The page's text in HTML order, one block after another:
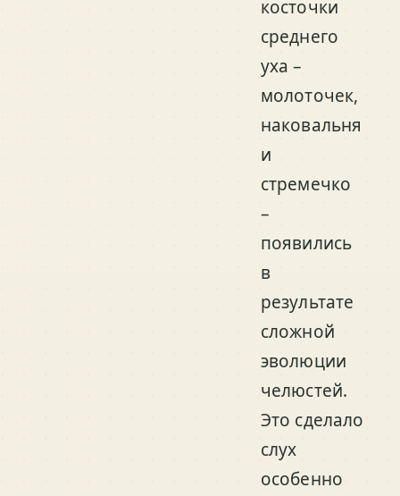
косточки
среднего
уха –
молоточек,
наковальня
и
стремечко
–
появились
в
результате
сложной
эволюции
челюстей.
Это сделало
слух
особенно